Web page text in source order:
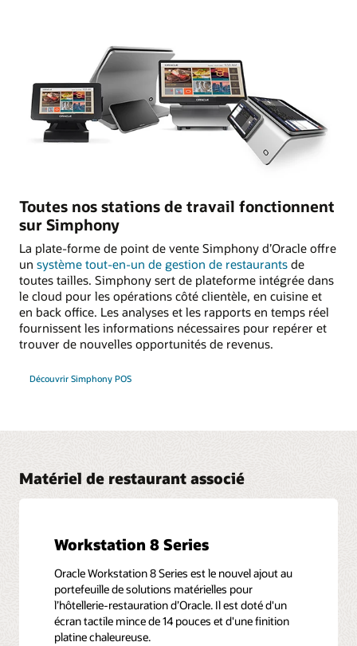
Toutes nos stations de travail fonctionnent
sur Simphony
La plate-forme de point de vente Simphony d’Oracle offre
un système tout-en-un de gestion de restaurants de
toutes tailles. Simphony sert de plateforme intégrée dans
le cloud pour les opérations côté clientèle, en cuisine et
en back office. Les analyses et les rapports en temps réel
fournissent les informations nécessaires pour repérer et
trouver de nouvelles opportunités de revenus.
Découvrir Simphony POS
Matériel de restaurant associé
Workstation 8 Series
Oracle Workstation 8 Series est le nouvel ajout au
portefeuille de solutions matérielles pour
l’hôtellerie-restauration d’Oracle. Il est doté d'un
écran tactile mince de 14 pouces et d'une finition
platine chaleureuse.